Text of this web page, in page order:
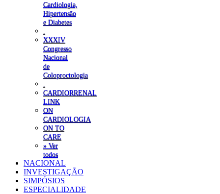
Cardiologia,
Hipertensão
e Diabetes
XXXIV
Congresso
Nacional
de
Coloproctologia
CARDIORRENAL
LINK
ON
CARDIOLOGIA
ON TO
CARE
» Ver
todos
NACIONAL
INVESTIGAÇÃO
SIMPÓSIOS
ESPECIALIDADE